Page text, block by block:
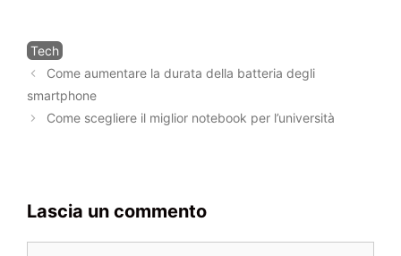
storia mineraria
del paese!
Categorie
Tech
Navigazione
articolo
Come aumentare la durata della batteria degli
smartphone
Come scegliere il miglior notebook per l’università
Lascia un commento